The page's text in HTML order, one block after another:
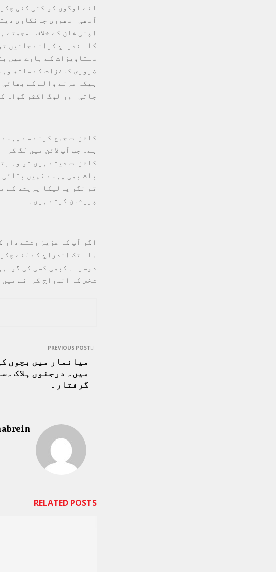
لئے لوگوں کو کئی کئی
آدھی ادھوری جانکاری
اپنی شان کے خلاف
کا اندراج کرانے جائیں
دستاویزات کے بارے میں
ضروری کاغزات کے ساتھ
ہیکہ مرنے والے کے
جاتی اور لوگ اکثر گواہ
کاغزات جمع کرنے سے
ہے۔ جب آپ لائن میں لگ
کاغزات دیتے ہیں تو وہ
بات بھی پہلے نہیں
تو نگر پالیکا پریشد کے
پریشان کرتے ہیں۔
اگر آپ کا عزیز رشتے
ماہ تک اندراج کے لئے
دوسرا۔ کبھی کسی کی
شخص کا اندراج کرانے میں
PREVIOUS POST
میانمار میں بچوں
میں۔ درجنوں ہلاک
گرفتار۔
RELATED POSTS